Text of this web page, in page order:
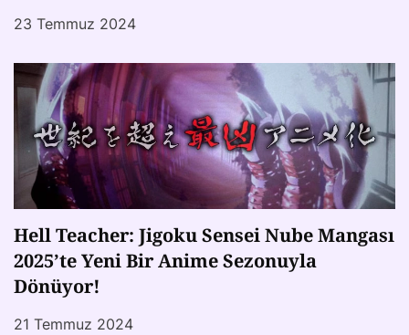
23 Temmuz 2024
Hell Teacher: Jigoku Sensei Nube Mangası
2025’te Yeni Bir Anime Sezonuyla
Dönüyor!
21 Temmuz 2024